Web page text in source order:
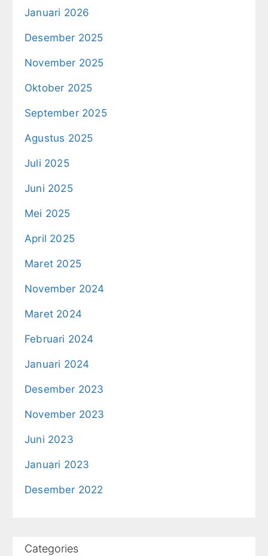
Januari 2026
Desember 2025
November 2025
Oktober 2025
September 2025
Agustus 2025
Juli 2025
Juni 2025
Mei 2025
April 2025
Maret 2025
November 2024
Maret 2024
Februari 2024
Januari 2024
Desember 2023
November 2023
Juni 2023
Januari 2023
Desember 2022
Categories